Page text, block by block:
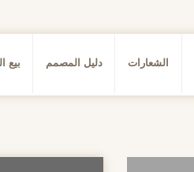
الشعارات دليل المصمم بيع